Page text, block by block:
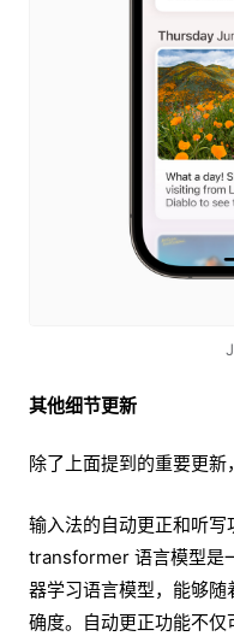
其他细节更新
除了上面提到的重要更新
输入法的自动更正和听写
transformer 语言模型是
器学习语言模型，能够
确度。自动更正功能不